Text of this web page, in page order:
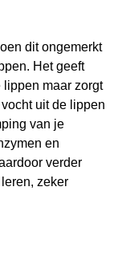
dit ongemerkt
Het geeft
maar zorgt
uit de lippen
van je
en
verder
zeker